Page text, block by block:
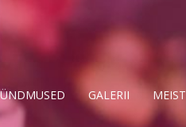
GALERII
MEIST